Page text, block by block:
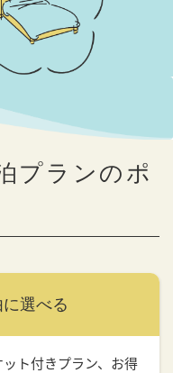
プランのポ
に選べる
ト付きプラン、お得